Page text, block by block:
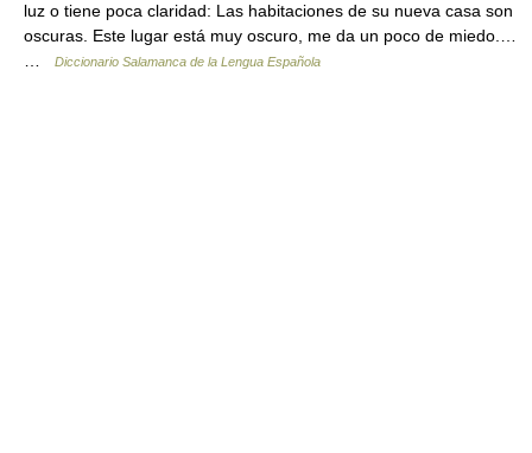
luz o tiene poca claridad: Las habitaciones de su nueva casa son
oscuras. Este lugar está muy oscuro, me da un poco de miedo.…
Diccionario Salamanca de la Lengua Española